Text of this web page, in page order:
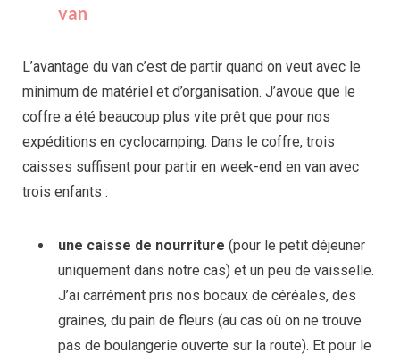
van
L’avantage du van c’est de partir quand on veut avec le
minimum de matériel et d’organisation. J’avoue que le
coffre a été beaucoup plus vite prêt que pour nos
expéditions en cyclocamping. Dans le coffre, trois
caisses suffisent pour partir en week-end en van avec
trois enfants :
une caisse de nourriture (pour le petit déjeuner
uniquement dans notre cas) et un peu de vaisselle.
J’ai carrément pris nos bocaux de céréales, des
graines, du pain de fleurs (au cas où on ne trouve
pas de boulangerie ouverte sur la route). Et pour le